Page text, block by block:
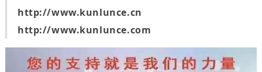
http://www.kunlunce.cn
http://www.kunlunce.com